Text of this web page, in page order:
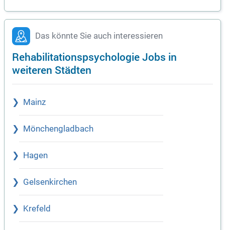
Das könnte Sie auch interessieren
Rehabilitationspsychologie Jobs in
weiteren Städten
Mainz
Mönchengladbach
Hagen
Gelsenkirchen
Krefeld